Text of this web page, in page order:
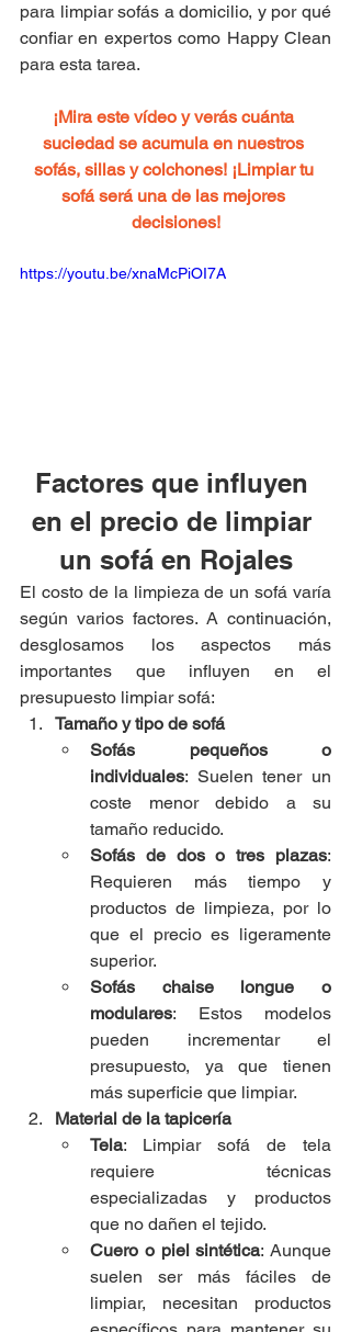
para limpiar sofás a domicilio, y por qué
confiar en expertos como Happy Clean
para esta tarea.
¡Mira este vídeo y verás cuánta
suciedad se acumula en nuestros
sofás, sillas y colchones! ¡Limpiar tu
sofá será una de las mejores
decisiones!
https://youtu.be/xnaMcPiOI7A
Factores que influyen
en el precio de limpiar
un sofá en Rojales
El costo de la limpieza de un sofá varía
según varios factores. A continuación,
desglosamos los aspectos más
importantes que influyen en el
presupuesto limpiar sofá:
Tamaño y tipo de sofá
Sofás pequeños o
individuales: Suelen tener un
coste menor debido a su
tamaño reducido.
Sofás de dos o tres plazas:
Requieren más tiempo y
productos de limpieza, por lo
que el precio es ligeramente
superior.
Sofás chaise longue o
modulares: Estos modelos
pueden incrementar el
presupuesto, ya que tienen
más superficie que limpiar.
Material de la tapicería
Tela: Limpiar sofá de tela
requiere técnicas
especializadas y productos
que no dañen el tejido.
Cuero o piel sintética: Aunque
suelen ser más fáciles de
limpiar, necesitan productos